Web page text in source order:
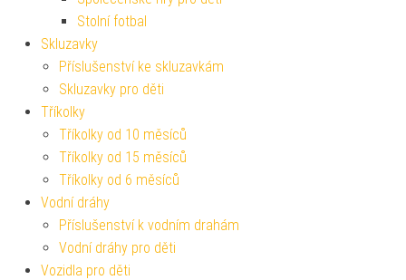
Stolní fotbal
Skluzavky
Příslušenství ke skluzavkám
Skluzavky pro děti
Tříkolky
Tříkolky od 10 měsíců
Tříkolky od 15 měsíců
Tříkolky od 6 měsíců
Vodní dráhy
Příslušenství k vodním drahám
Vodní dráhy pro děti
Vozidla pro děti